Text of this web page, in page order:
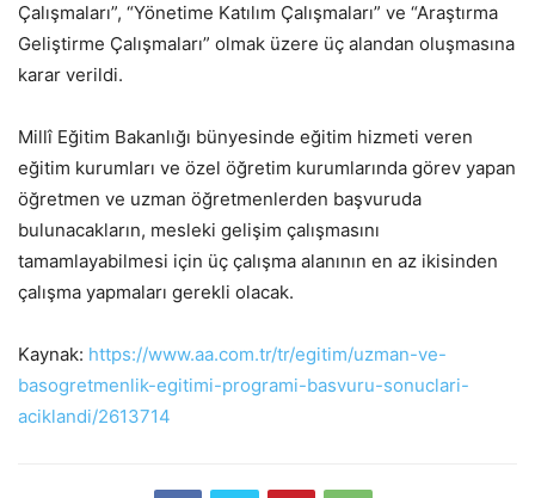
Çalışmaları”, “Yönetime Katılım Çalışmaları” ve “Araştırma
Geliştirme Çalışmaları” olmak üzere üç alandan oluşmasına
karar verildi.
Millî Eğitim Bakanlığı bünyesinde eğitim hizmeti veren
eğitim kurumları ve özel öğretim kurumlarında görev yapan
öğretmen ve uzman öğretmenlerden başvuruda
bulunacakların, mesleki gelişim çalışmasını
tamamlayabilmesi için üç çalışma alanının en az ikisinden
çalışma yapmaları gerekli olacak.
Kaynak: https://www.aa.com.tr/tr/egitim/uzman-ve-
basogretmenlik-egitimi-programi-basvuru-sonuclari-
aciklandi/2613714